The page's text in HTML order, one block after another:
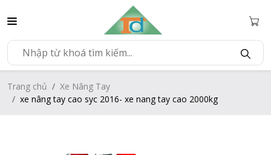
Trang chủ
Xe Nâng Tay
xe nâng tay cao syc 2016- xe nang tay cao 2000kg